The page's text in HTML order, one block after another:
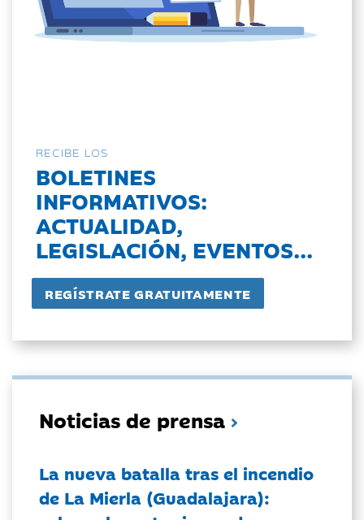
RECIBE LOS
BOLETINES
INFORMATIVOS:
ACTUALIDAD,
LEGISLACIÓN, EVENTOS...
Noticias de prensa
La nueva batalla tras el incendio
de La Mierla (Guadalajara):